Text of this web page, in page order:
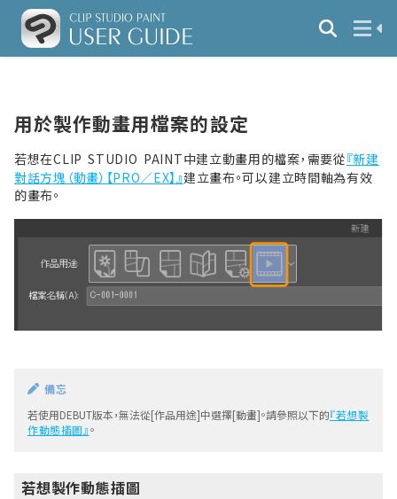
用於製作動畫用檔案的設定
若想在CLIP STUDIO PAINT中建立動畫用的檔案，需要從『新建
對話方塊（動畫）【PRO／EX】』建立畫布。可以建立時間軸為有效
的畫布。
備忘
若使用DEBUT版本，無法從[作品用途]中選擇[動畫]。請參照以下的『若想製
作動態插圖』。
若想製作動態插圖